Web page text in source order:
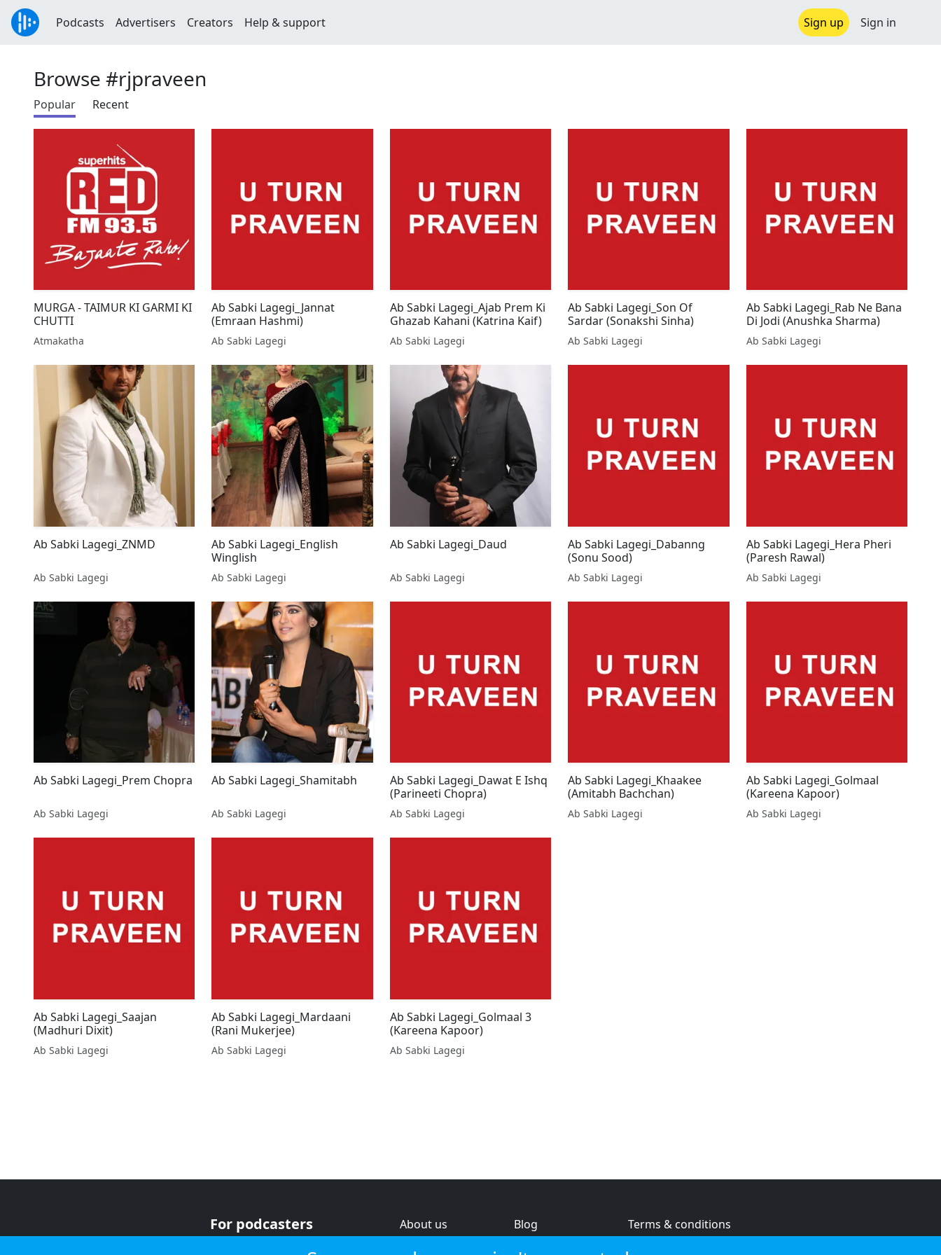
Podcasts Advertisers Creators Help & support Sign up Sign in
Browse #rjpraveen
Popular Recent
MURGA - TAIMUR KI GARMI KI
CHUTTI
Atmakatha
Ab Sabki Lagegi_Jannat
(Emraan Hashmi)
Ab Sabki Lagegi
Ab Sabki Lagegi_Ajab Prem Ki
Ghazab Kahani (Katrina Kaif)
Ab Sabki Lagegi
Ab Sabki Lagegi_Son Of
Sardar (Sonakshi Sinha)
Ab Sabki Lagegi
Ab Sabki Lagegi_Rab Ne Bana
Di Jodi (Anushka Sharma)
Ab Sabki Lagegi
Ab Sabki Lagegi_ZNMD
Ab Sabki Lagegi
Ab Sabki Lagegi_English
Winglish
Ab Sabki Lagegi
Ab Sabki Lagegi_Daud
Ab Sabki Lagegi
Ab Sabki Lagegi_Dabanng
(Sonu Sood)
Ab Sabki Lagegi
Ab Sabki Lagegi_Hera Pheri
(Paresh Rawal)
Ab Sabki Lagegi
Ab Sabki Lagegi_Prem Chopra
Ab Sabki Lagegi
Ab Sabki Lagegi_Shamitabh
Ab Sabki Lagegi
Ab Sabki Lagegi_Dawat E Ishq
(Parineeti Chopra)
Ab Sabki Lagegi
Ab Sabki Lagegi_Khaakee
(Amitabh Bachchan)
Ab Sabki Lagegi
Ab Sabki Lagegi_Golmaal
(Kareena Kapoor)
Ab Sabki Lagegi
Ab Sabki Lagegi_Saajan
(Madhuri Dixit)
Ab Sabki Lagegi
Ab Sabki Lagegi_Mardaani
(Rani Mukerjee)
Ab Sabki Lagegi
Ab Sabki Lagegi_Golmaal 3
(Kareena Kapoor)
Ab Sabki Lagegi
For podcasters
About us
Blog
Terms & conditions